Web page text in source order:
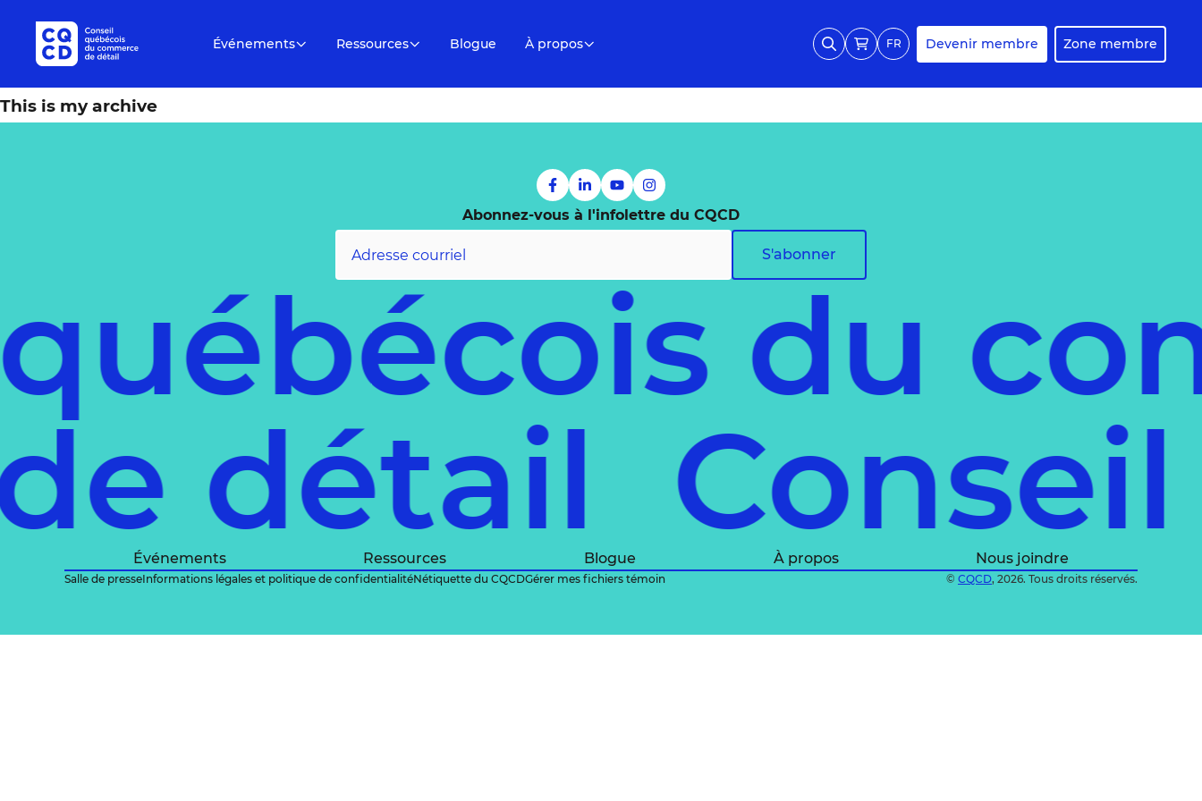
Événements Ressources Blogue À propos FR Devenir membre Zone membre
This is my archive
Abonnez-vous à l'infolettre du CQCD
S'abonner
du
de détail
Événements Ressources Blogue À propos Nous joindre
Salle de presseInformations légales et politique de confidentialitéNétiquette du CQCDGérer mes fichiers témoin © CQCD, 2026. Tous droits réservés.